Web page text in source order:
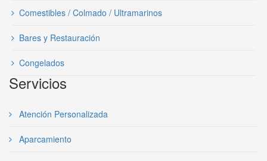
Comestibles / Colmado / Ultramarinos
Bares y Restauración
Congelados
Servicios
Atención Personalizada
Aparcamiento